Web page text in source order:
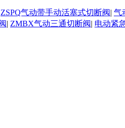
ZSPQ气动带手动活塞式切断阀| 气
| ZMBX气动三通切断阀| 电动紧